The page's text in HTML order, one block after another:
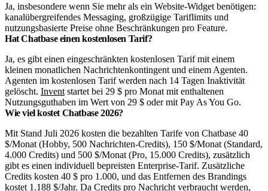
Ja, insbesondere wenn Sie mehr als ein Website-Widget benötigen:
kanalübergreifendes Messaging, großzügige Tariflimits und
nutzungsbasierte Preise ohne Beschränkungen pro Feature.
Hat Chatbase einen kostenlosen Tarif?
Ja, es gibt einen eingeschränkten kostenlosen Tarif mit einem
kleinen monatlichen Nachrichtenkontingent und einem Agenten.
Agenten im kostenlosen Tarif werden nach 14 Tagen Inaktivität
gelöscht. Invent startet bei 29 $ pro Monat mit enthaltenen
Nutzungsguthaben im Wert von 29 $ oder mit Pay As You Go.
Wie viel kostet Chatbase 2026?
Mit Stand Juli 2026 kosten die bezahlten Tarife von Chatbase 40
$/Monat (Hobby, 500 Nachrichten-Credits), 150 $/Monat (Standard,
4.000 Credits) und 500 $/Monat (Pro, 15.000 Credits), zusätzlich
gibt es einen individuell bepreisten Enterprise-Tarif. Zusätzliche
Credits kosten 40 $ pro 1.000, und das Entfernen des Brandings
kostet 1.188 $/Jahr. Da Credits pro Nachricht verbraucht werden,